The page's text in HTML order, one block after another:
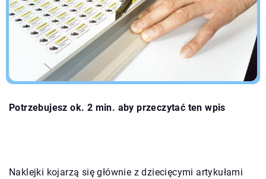
Potrzebujesz ok. 2 min. aby przeczytać ten wpis
Naklejki kojarzą się głównie z dziecięcymi artykułami